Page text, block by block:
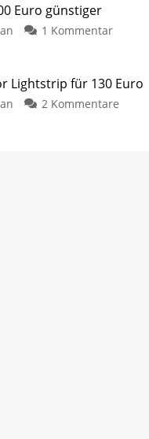
Euro günstiger
1 Kommentar
Lightstrip für 130 Euro
2 Kommentare